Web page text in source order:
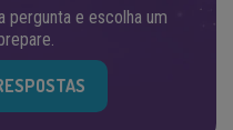
pergunta e escolha um